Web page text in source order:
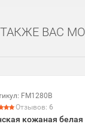
ТАКЖЕ ВАС
FM1280B
Отзывов:6
кожаная белая